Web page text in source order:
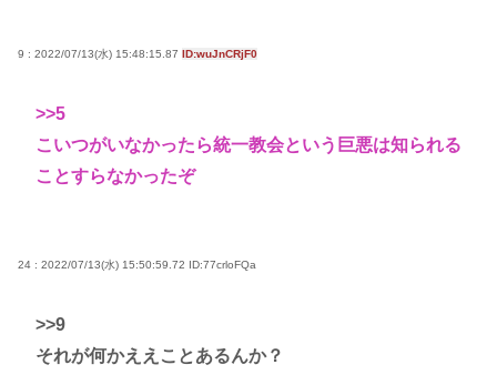
中国のメスガキ、民度が終わりすぎてる
Powered by livedoor 相互RSS
9 : 2022/07/13(水) 15:48:15.87 ID:wuJnCRjF0
>>5
こいつがいなかったら統一教会という巨悪は知られる
ことすらなかったぞ
24 : 2022/07/13(水) 15:50:59.72 ID:77crloFQa
>>9
それが何かええことあるんか？